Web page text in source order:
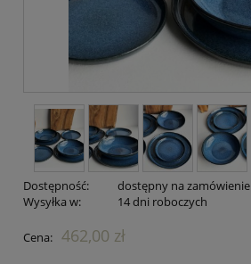
Dostępność:
dostępny na zamówienie
Wysyłka w:
14 dni roboczych
Cena: 462,00 zł